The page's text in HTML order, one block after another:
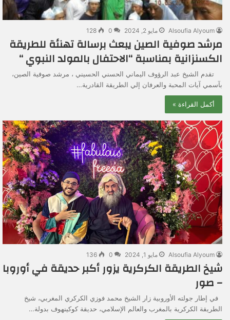
Alsoufia Alyoum مايو 2, 2024 0
128
مرشد صوفية الصين يبعث برسالة تهنئة للطريقة
الكسنزانية بمناسبة “الاحتفال بالمولد النبوي “
تقدم الشيخ عبد الرؤوف اليماني الحسني الحسيني ، مرشد صوفية الصين،
بآسمي آيات المحبة والعرفان إلي الطريقة القادرية…
أكمل القراءة »
Alsoufia Alyoum مايو 1, 2024 0
136
شيخ الطريقة الكركرية يزور أكبر حديقة في أوروبا
– صور
في إطار جولته الأوروبية زار الشيخ محمد فوزي الكركري المغربي، شيخ
الطريقة الكركرية بالمغرب والعالم الإسلامي، حديقة كوكينهوف بدولة…